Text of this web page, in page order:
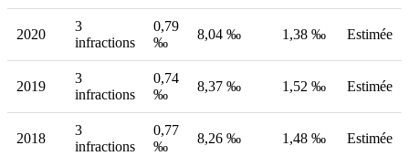
2020
3
infractions
0,79
‰
8,04 ‰ 1,38 ‰ Estimée
2019
3
infractions
0,74
‰
8,37 ‰ 1,52 ‰ Estimée
2018
3
infractions
0,77
‰
8,26 ‰ 1,48 ‰ Estimée